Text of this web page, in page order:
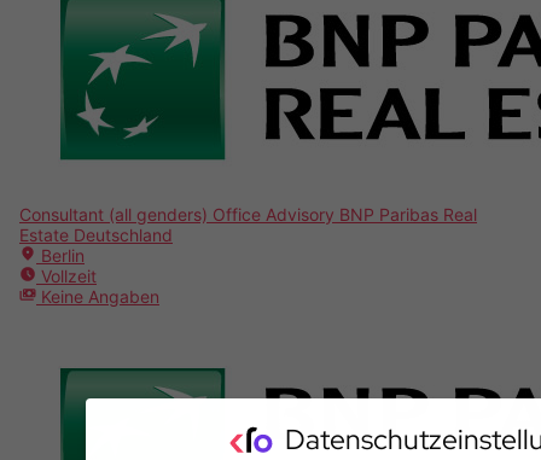
Consultant (all genders) Office Advisory BNP Paribas Real
Estate Deutschland
Berlin
Vollzeit
Keine Angaben